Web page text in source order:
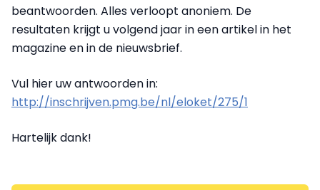
beantwoorden. Alles verloopt anoniem. De
resultaten krijgt u volgend jaar in een artikel in het
magazine en in de nieuwsbrief.
Vul hier uw antwoorden in:
http://inschrijven.pmg.be/nl/eloket/275/1
Hartelijk dank!